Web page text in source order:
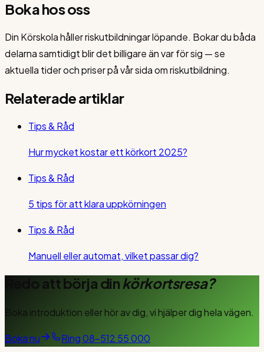
Boka hos oss
Din Körskola håller riskutbildningar löpande. Bokar du båda
delarna samtidigt blir det billigare än var för sig — se
aktuella tider och priser på vår sida om riskutbildning.
Relaterade artiklar
Tips & Råd
Hur mycket kostar ett körkort 2025?
Tips & Råd
5 tips för att klara uppkörningen
Tips & Råd
Manuell eller automat, vilket passar dig?
Redo att börja din körkortsresa?
Boka introduktion eller hör av dig, vi hjälper dig hela vägen.
Boka nu Ring08-512 55 000